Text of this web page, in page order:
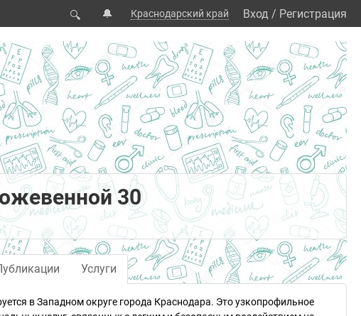
🔍 🔔 Краснодарский край Вход / Регистрация
30
Услуги
в Западном округе города Краснодара. Это узкопрофильное